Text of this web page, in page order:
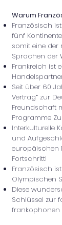
Warum
Französisch
fünf
somit eine der
Sprachen der
Frankreich ist
Seit über 60
Vertrag“ zur
Freundschaft
Programme
Interkulturelle
und
europäischen
Fortschritt!
Französisch
Olympischen
Diese
Schlüssel zur
frankophonen